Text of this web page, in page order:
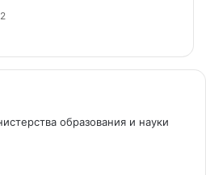
образования и науки